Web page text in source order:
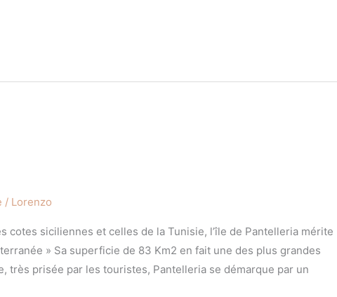
/ Lorenzo
cotes siciliennes et celles de la Tunisie, l’île de Pantelleria mérite
» Sa superficie de 83 Km2 en fait une des plus grandes
très prisée par les touristes, Pantelleria se démarque par un